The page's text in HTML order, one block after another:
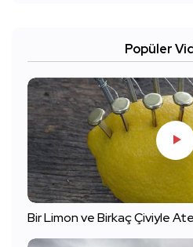
Popüler
Bir Limon ve Birkaç Çiviyle